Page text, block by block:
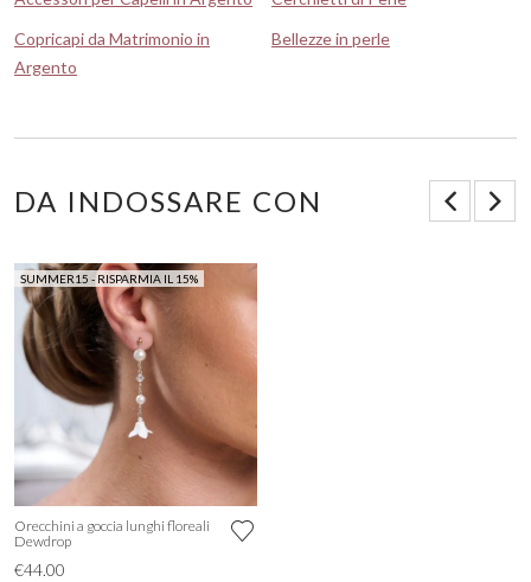
Copricapi da Matrimonio in
Argento
Bellezze in perle
DA INDOSSARE CON
SUMMER15 - RISPARMIA IL 15%
Orecchini a goccia lunghi floreali
Dewdrop
€44.00